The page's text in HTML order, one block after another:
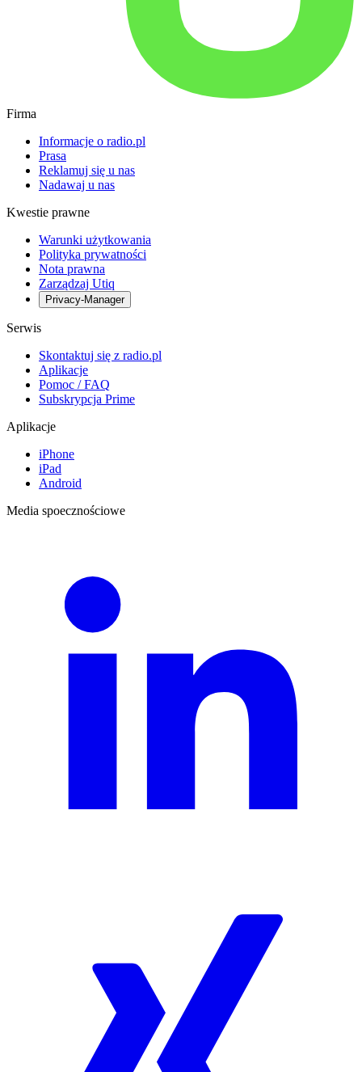
Firma
Informacje o radio.pl
Prasa
Reklamuj się u nas
Nadawaj u nas
Kwestie prawne
Warunki użytkowania
Polityka prywatności
Nota prawna
Zarządzaj Utiq
Privacy-Manager
Serwis
Skontaktuj się z radio.pl
Aplikacje
Pomoc / FAQ
Subskrypcja Prime
Aplikacje
iPhone
iPad
Android
Media spoecznościowe